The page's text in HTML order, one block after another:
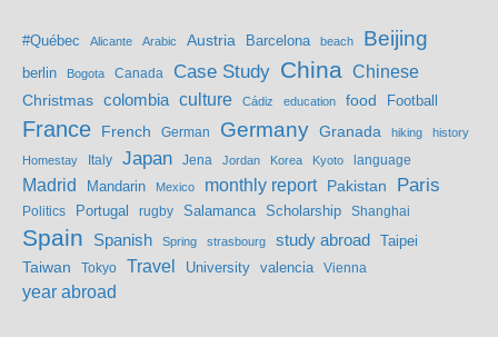
#Québec Alicante Arabic Austria Barcelona beach Beijing
berlin Bogota Canada Case Study China Chinese
Christmas colombia culture Cádiz education food Football
France French German Germany Granada hiking history
Homestay Italy Japan Jena Jordan Korea Kyoto language
Madrid Mandarin Mexico monthly report Pakistan Paris
Politics Portugal rugby Salamanca Scholarship Shanghai
Spain Spanish Spring strasbourg study abroad Taipei
Taiwan
Tokyo Travel University valencia Vienna
year abroad